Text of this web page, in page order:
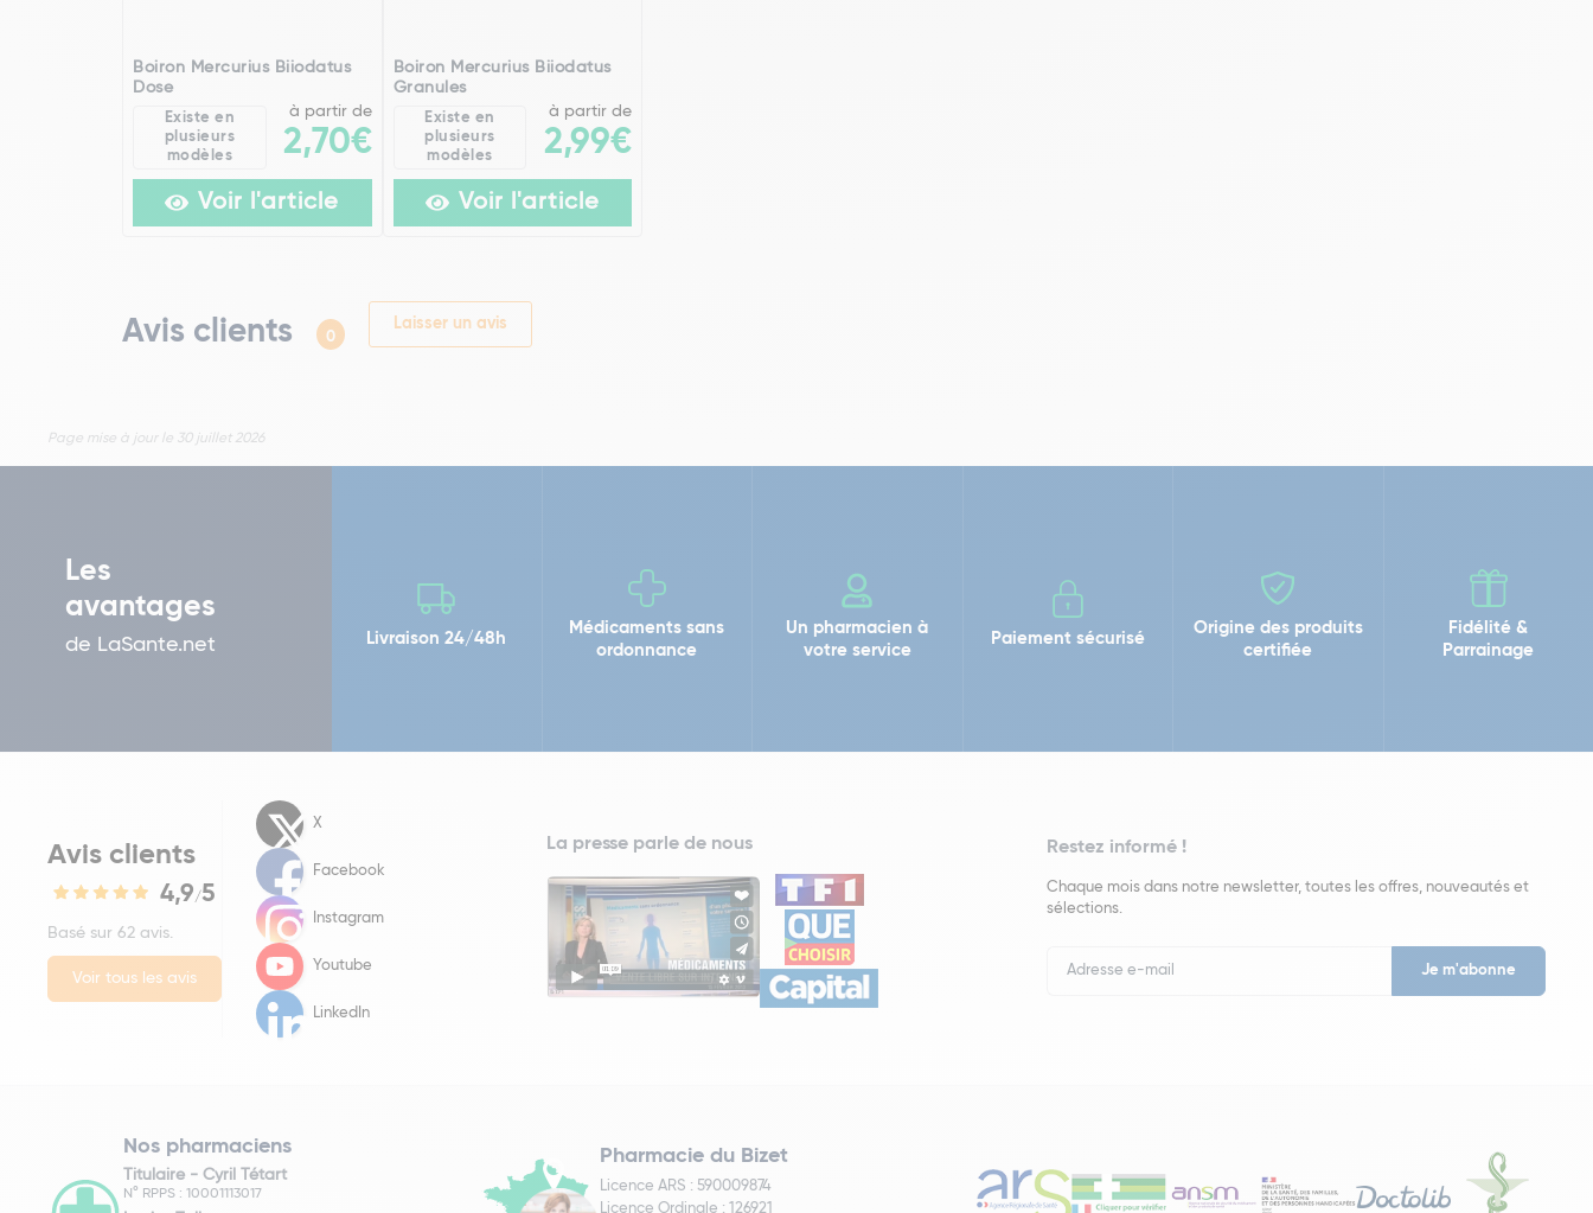
Boiron Mercurius Biiodatus
Dose
Existe en
plusieurs
modèles
à partir de
2,70€
Voir l'article
Boiron Mercurius Biiodatus
Granules
Existe en
plusieurs
modèles
à partir de
2,99€
Voir l'article
Avis clients 0
Laisser un avis
Page mise à jour le 30 juillet 2026
Les
avantages
de LaSante.net Livraison 24/48h
Médicaments sans
ordonnance
Un pharmacien à
votre service
Paiement sécurisé
Origine des produits
certifiée
Fidélité &
Parrainage
Avis clients
4,9/5
Basé sur 62 avis.
Voir tous les avis
X
Facebook
Instagram
Youtube
LinkedIn
La presse parle de nous Restez informé !
Chaque mois dans notre newsletter, toutes les offres, nouveautés et
sélections.
Newsletter
Nos pharmaciens
Titulaire - Cyril Tétart
N° RPPS : 10001113017
Pharmacie du Bizet
Licence ARS : 590009874
Licence Ordinale : 126921